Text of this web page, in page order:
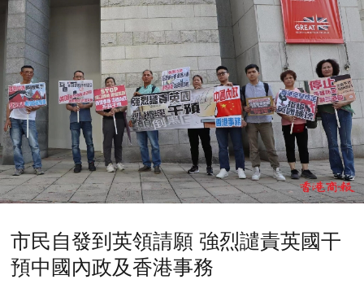
市民自發到英領請願 強烈譴責英國干
預中國內政及香港事務